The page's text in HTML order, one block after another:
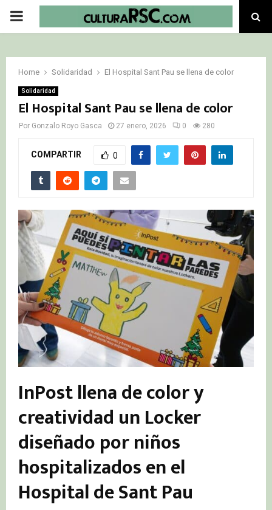
PRIMARY
Home Solidaridad El Hospital Sant Pau se llena de color
Solidaridad
El Hospital Sant Pau se llena de color
Por Gonzalo Royo Gasca 27 enero, 2026 0 280
COMPARTIR 0
InPost llena de color y
creatividad un Locker
diseñado por niños
hospitalizados en el
Hospital de Sant Pau